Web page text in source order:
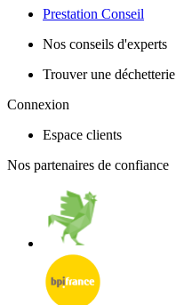
Prestation Conseil
Nos conseils d'experts
Trouver une déchetterie
Connexion
Espace clients
Nos partenaires de confiance